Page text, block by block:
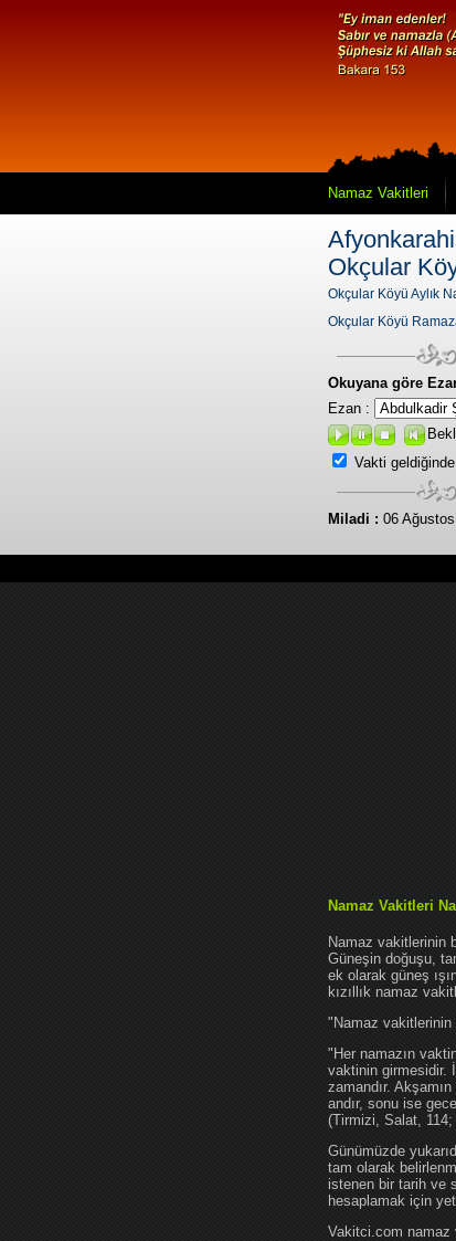
Namaz Vakitleri
Okçular
Okçular Köyü Aylık
Okçular Köyü
Okuyana göre
Ezan :
Vakti
Miladi : 06
Namaz Vakitleri
Namaz vakitlerinin
Güneşin doğuşu,
ek olarak güneş
kızıllık namaz
"Namaz vakitlerinin
"Her namazın
vaktinin girmesidir.
zamandır.
andır, sonu ise
(Tirmizi, Salat,
Günümüzde
tam olarak
istenen bir tarih ve
hesaplamak için
Vakitci.com namaz